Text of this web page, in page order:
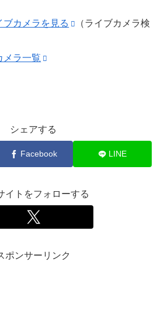
ブカメラを見る
（ライブカメラ検
メラ一覧
シェアする
Facebook LINE
イトをフォローする
ポンサーリンク